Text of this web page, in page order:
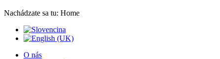
Nachádzate sa tu: Home
O nás